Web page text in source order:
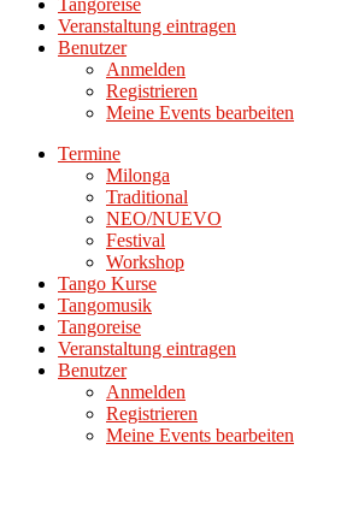
Tangoreise
Veranstaltung eintragen
Benutzer
Anmelden
Registrieren
Meine Events bearbeiten
Termine
Milonga
Traditional
NEO/NUEVO
Festival
Workshop
Tango Kurse
Tangomusik
Tangoreise
Veranstaltung eintragen
Benutzer
Anmelden
Registrieren
Meine Events bearbeiten